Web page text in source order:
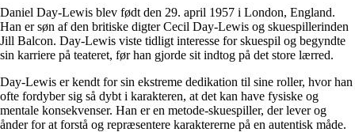
Daniel Day-Lewis blev født den 29. april 1957 i London, England.
Han er søn af den britiske digter Cecil Day-Lewis og skuespillerinden
Jill Balcon. Day-Lewis viste tidligt interesse for skuespil og begyndte
sin karriere på teateret, før han gjorde sit indtog på det store lærred.
Day-Lewis er kendt for sin ekstreme dedikation til sine roller, hvor han
ofte fordyber sig så dybt i karakteren, at det kan have fysiske og
mentale konsekvenser. Han er en metode-skuespiller, der lever og
ånder for at forstå og repræsentere karaktererne på en autentisk måde.